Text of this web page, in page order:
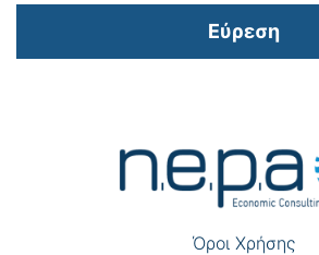
Εύρεση
Όροι Χρήσης